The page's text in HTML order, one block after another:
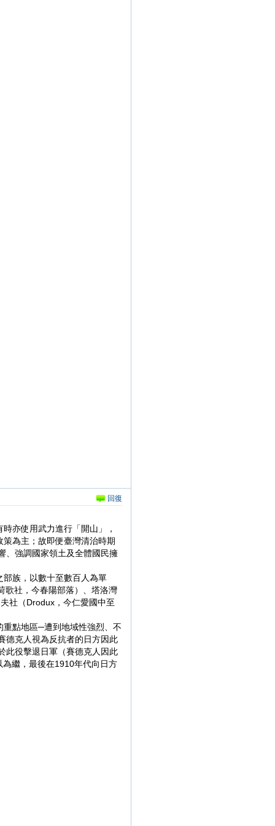
回復
亦使用武力進行「開山」，
為主；故即便臺灣清治時期
、強調國家領土及全體國民擁
族，以數十至數百人為單
歌社，今春陽部落）、塔洛灣
社（Drodux，今仁愛國中至
重點地區─遭到地域性強烈、不
德克人視為反抗者的日方因此
此役擊退日軍（賽德克人因此
繼，最後在1910年代向日方